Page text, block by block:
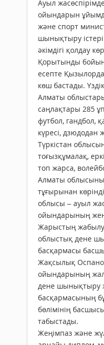
Ауыл
ойындарын
және спорт
шынықтыру
әкімдігі қолдау
Қорытынды
есепте
көш бастады.
Алматы
саңлақтары 285
футбол, гандбол,
күресі, дзюдодан
Түркістан
тоғызқұмалақ,
топ жарса,
Алматы
тұғырынан
облысы – ауыл
ойындарының
Жарыстың
облыстық дене
басқармасы
Жақсылық
ойындарының
дене шынықтыру
басқармасының
бөлімінің
табыстады.
Жеңімпаз және